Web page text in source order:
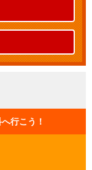
行こう！